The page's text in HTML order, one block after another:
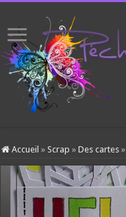
Accueil » Scrap » Des cartes »